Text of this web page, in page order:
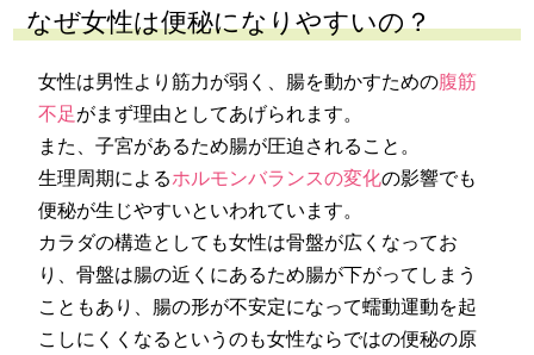
なぜ女性は便秘になりやすいの？
女性は男性より筋力が弱く、腸を動かすための腹筋
不足がまず理由としてあげられます。
また、子宮があるため腸が圧迫されること。
生理周期によるホルモンバランスの変化の影響でも
便秘が生じやすいといわれています。
カラダの構造としても女性は骨盤が広くなってお
り、骨盤は腸の近くにあるため腸が下がってしまう
こともあり、腸の形が不安定になって蠕動運動を起
こしにくくなるというのも女性ならではの便秘の原